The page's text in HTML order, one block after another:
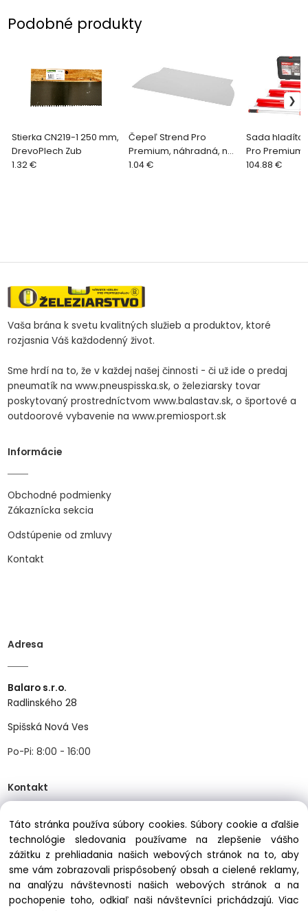
Podobné produkty
Stierka CN219-1 250 mm,
DrevoPlech Zub
1.32 €
Čepeľ Strend Pro
Premium, náhradná, na
hladítko Ergonomic
1.04 €
Sada
Pro Premium
Ergonomic,
104.88 €
Vaša brána k svetu kvalitných služieb a produktov, ktoré
rozjasnia Váš každodenný život.
Sme hrdí na to, že v každej našej činnosti - či už ide o predaj
pneumatík na www.pneuspisska.sk, o železiarsky tovar
poskytovaný prostredníctvom www.balastav.sk, o športové a
outdoorové vybavenie na www.premiosport.sk
Informácie
Obchodné podmienky
Zákaznícka sekcia
Odstúpenie od zmluvy
Kontakt
Adresa
Balaro s.r.o.
Radlinského 28
Spišská Nová Ves
Po-Pi: 8:00 - 16:00
Kontakt
Tel:+421534466489
Mail:info@balastav.sk
Táto stránka používa súbory cookies. Súbory cookie a ďalšie
technológie sledovania používame na zlepšenie vášho
zážitku z prehliadania našich webových stránok na to, aby
sme vám zobrazovali prispôsobený obsah a cielené reklamy,
na analýzu návštevnosti našich webových stránok a na
pochopenie toho, odkiaľ naši návštevníci prichádzajú.Viac